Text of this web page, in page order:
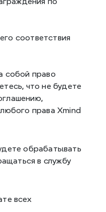
соответствия
собой право
что не будете
права Xmind
обрабатывать
в службу
всех